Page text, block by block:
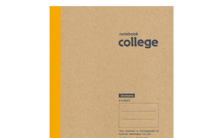
ファイル・バインダー
日用・事務用品
特集・コラム
ノートの豆知識